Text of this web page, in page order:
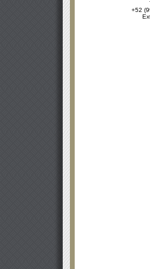
+52